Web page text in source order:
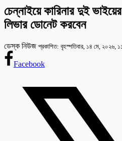
চেন্নাইয়ে কারিনার দুই
লিভার ডোনেট করবেন
ডেস্ক নিউজ প্রকাশিত: বৃহস্পতিবার, ১৪ মে, ২০২৬,
Facebook